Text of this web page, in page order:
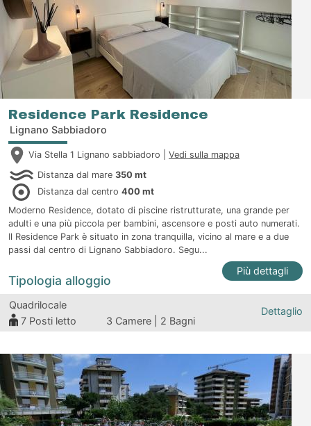
Residence Park Residence
Lignano Sabbiadoro
Via Stella 1 Lignano sabbiadoro | Vedi sulla mappa
Distanza dal mare 350 mt
Distanza dal centro 400 mt
Moderno Residence, dotato di piscine ristrutturate, una grande per
adulti e una più piccola per bambini, ascensore e posti auto numerati.
Il Residence Park è situato in zona tranquilla, vicino al mare e a due
passi dal centro di Lignano Sabbiadoro. Segu...
Più dettagli
Tipologia alloggio
Quadrilocale
7 Posti letto 3 Camere | 2 Bagni
Dettaglio